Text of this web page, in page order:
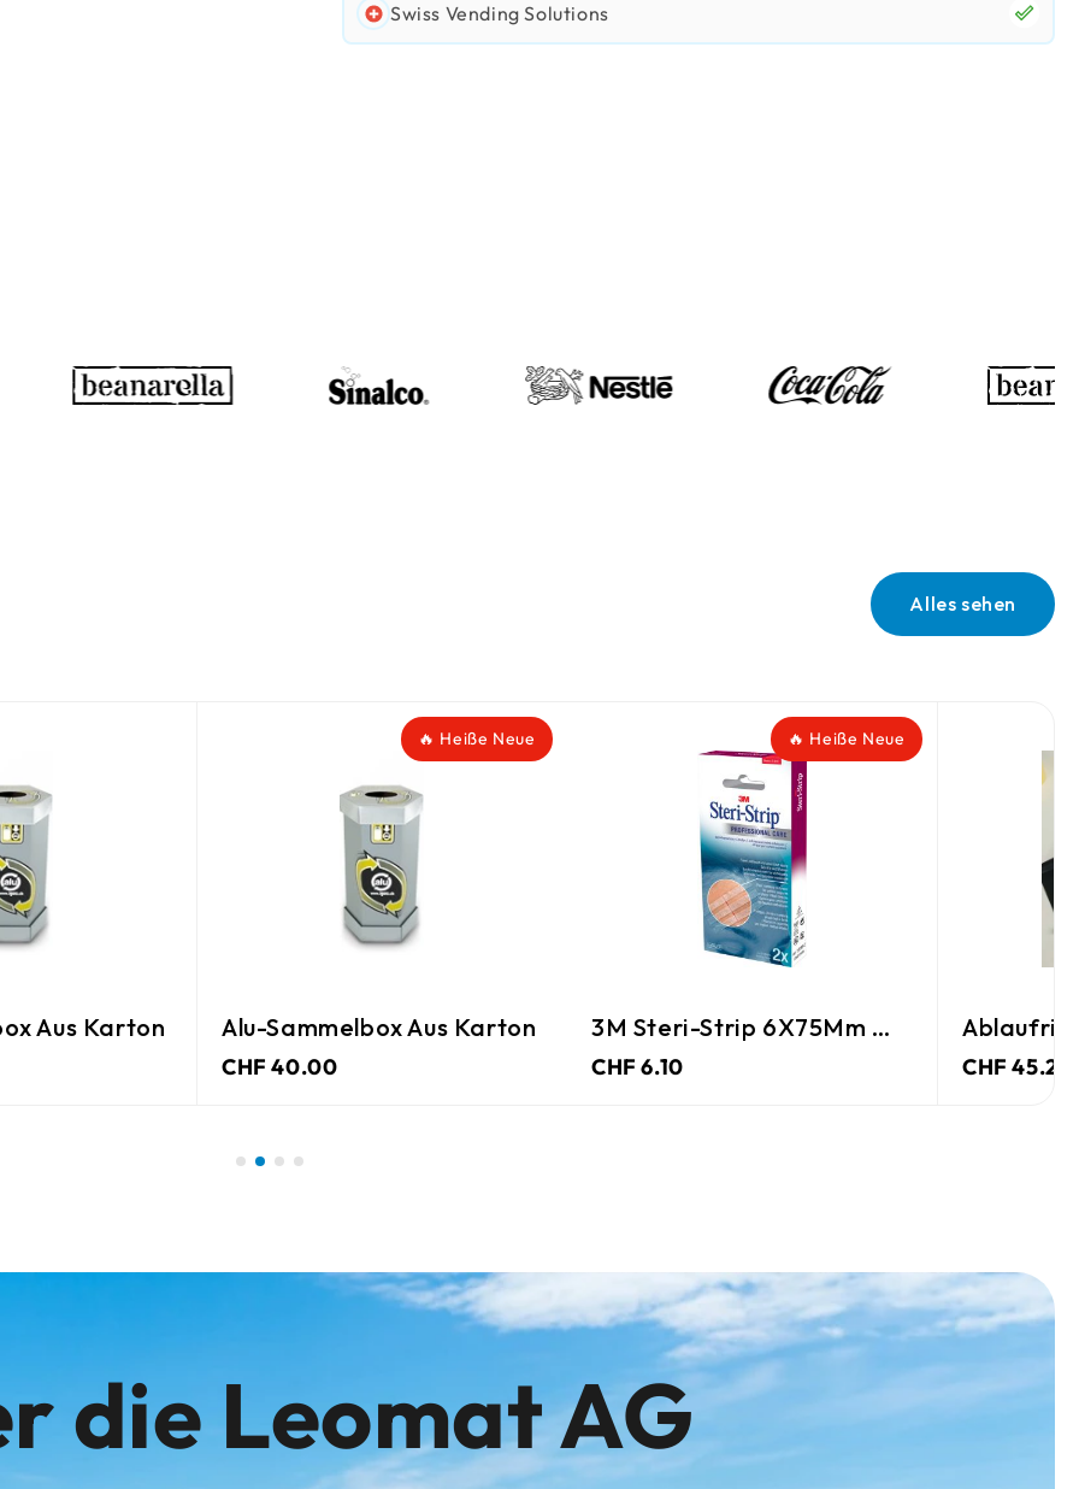
Swiss Vending Solutions
Alles sehen
Aus Karton
🔥 Heiße Neue
Alu-Sammelbox Aus Karton
CHF 40.00
🔥 Heiße Neue
3M Steri-Strip 6X75Mm Weiss
CHF 6.10 CHF 45.25
die Leomat AG